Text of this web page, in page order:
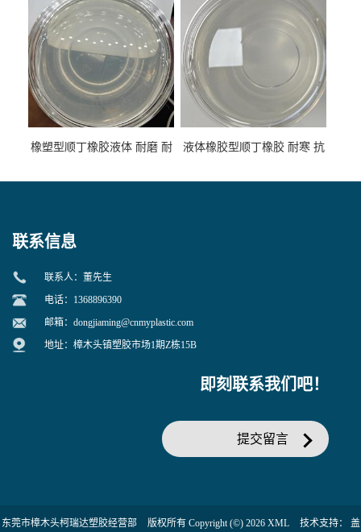
橡塑型顺丁橡胶液体 耐磨 耐
液体橡胶型顺丁橡胶 耐寒 抗
联系信息
联系人：董先生
电话：1368896390
邮箱： dongjiaming@cnmyplastic.com
地址：樟木头镇塑胶市场1期Z栋15B
即刻联系我们吧！
提交留言
东莞市樟木头柯瑞达塑胶经营部 版权所有 Copyright (©) 2026 XML 技术支持： 盖